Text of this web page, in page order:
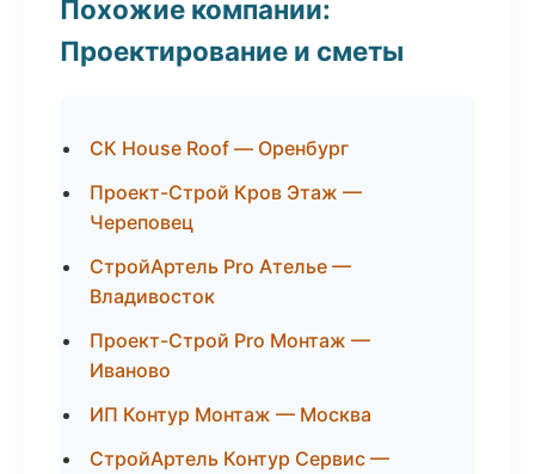
Похожие компании:
Проектирование и сметы
СК House Roof — Оренбург
Проект-Строй Кров Этаж —
Череповец
СтройАртель Pro Ателье —
Владивосток
Проект-Строй Pro Монтаж —
Иваново
ИП Контур Монтаж — Москва
СтройАртель Контур Сервис —